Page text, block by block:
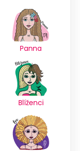
Panna
Blíženci